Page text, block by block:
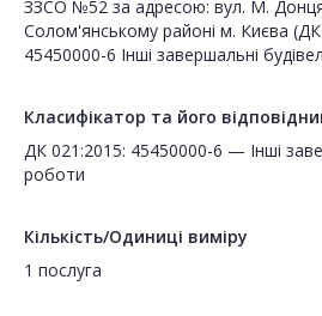
ЗЗСО №52 за адресою: вул. М.
Солом'янському районі м. Києва
45450000-6 Інші завершальні
Класифікатор та його
ДК 021:2015: 45450000-6 — Інші
роботи
Кількість/Одиниці виміру
1 послуга